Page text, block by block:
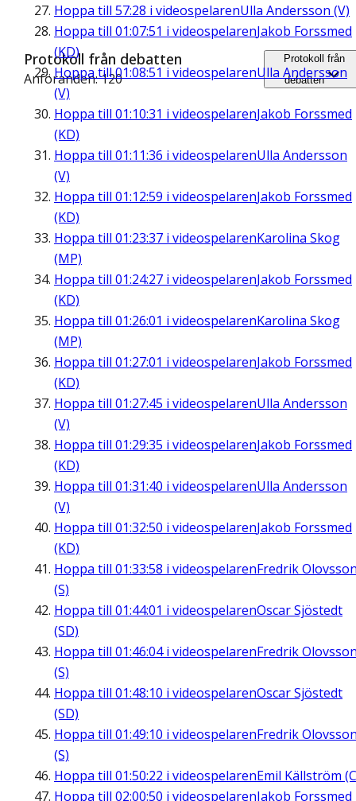
Hoppa till 57:28 i videospelarenUlla Andersson (V)
Hoppa till 01:07:51 i videospelarenJakob Forssmed
(KD)
Hoppa till01:08:51 i videospelarenUlla Andersson
(V)
Hoppa till 01:10:31 i videospelarenJakob Forssmed
(KD)
Hoppa till 01:11:36 i videospelarenUlla Andersson
(V)
Hoppa till 01:12:59 i videospelarenJakob Forssmed
(KD)
Hoppa till 01:23:37 i videospelarenKarolina Skog
(MP)
Hoppa till 01:24:27 i videospelarenJakob Forssmed
(KD)
Hoppa till 01:26:01 i videospelarenKarolina Skog
(MP)
Hoppa till 01:27:01 i videospelarenJakob Forssmed
(KD)
Hoppa till 01:27:45 i videospelarenUlla Andersson
(V)
Hoppa till 01:29:35 i videospelarenJakob Forssmed
(KD)
Hoppa till 01:31:40 i videospelarenUlla Andersson
(V)
Hoppa till 01:32:50 i videospelarenJakob Forssmed
(KD)
Hoppa till 01:33:58 i videospelarenFredrik
(S)
Hoppa till 01:44:01 i videospelarenOscar Sjöstedt
(SD)
Hoppa till 01:46:04i videospelarenFredrik
(S)
Hoppa till 01:48:10 i videospelarenOscar Sjöstedt
(SD)
Hoppa till 01:49:10 i videospelarenFredrik
(S)
Hoppa till 01:50:22 i videospelarenEmil Källström
Hoppa till 02:00:50 i videospelarenJakob Forssmed
Protokoll från debatten
Anföranden: 120
Protokoll från
debatten